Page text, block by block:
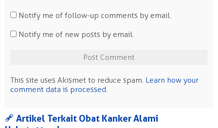
Notify me of follow-up comments by email.
Notify me of new posts by email.
This site uses Akismet to reduce spam. Learn how your
comment data is processed.
a Artikel Terkait Obat Kanker Alami